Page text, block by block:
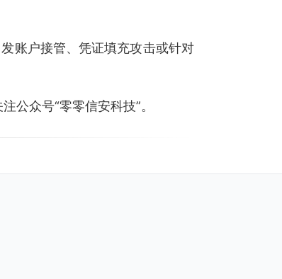
账户接管、凭证填充攻击或针对
公众号“零零信安科技”。